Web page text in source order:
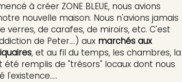
à créer ZONE BLEUE, nous avions
nouvelle maison. Nous n'avions jamais
verres, de carafes, de miroirs, etc. C'est
de Peter....) aux marchés aux
, et au fil du temps, les chambres, la
été remplis de "trésors" locaux dont nous